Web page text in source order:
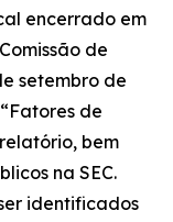
encerrado em
de
setembro de
de
bem
na SEC.
identificados